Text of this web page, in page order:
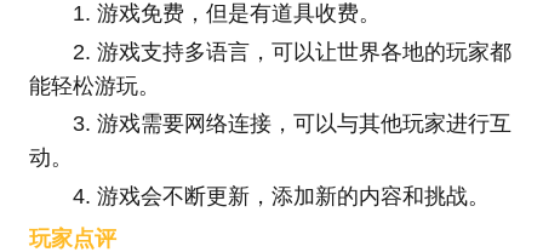
1. 游戏免费，但是有道具收费。
2. 游戏支持多语言，可以让世界各地的玩家都
能轻松游玩。
3. 游戏需要网络连接，可以与其他玩家进行互
动。
4. 游戏会不断更新，添加新的内容和挑战。
玩家点评